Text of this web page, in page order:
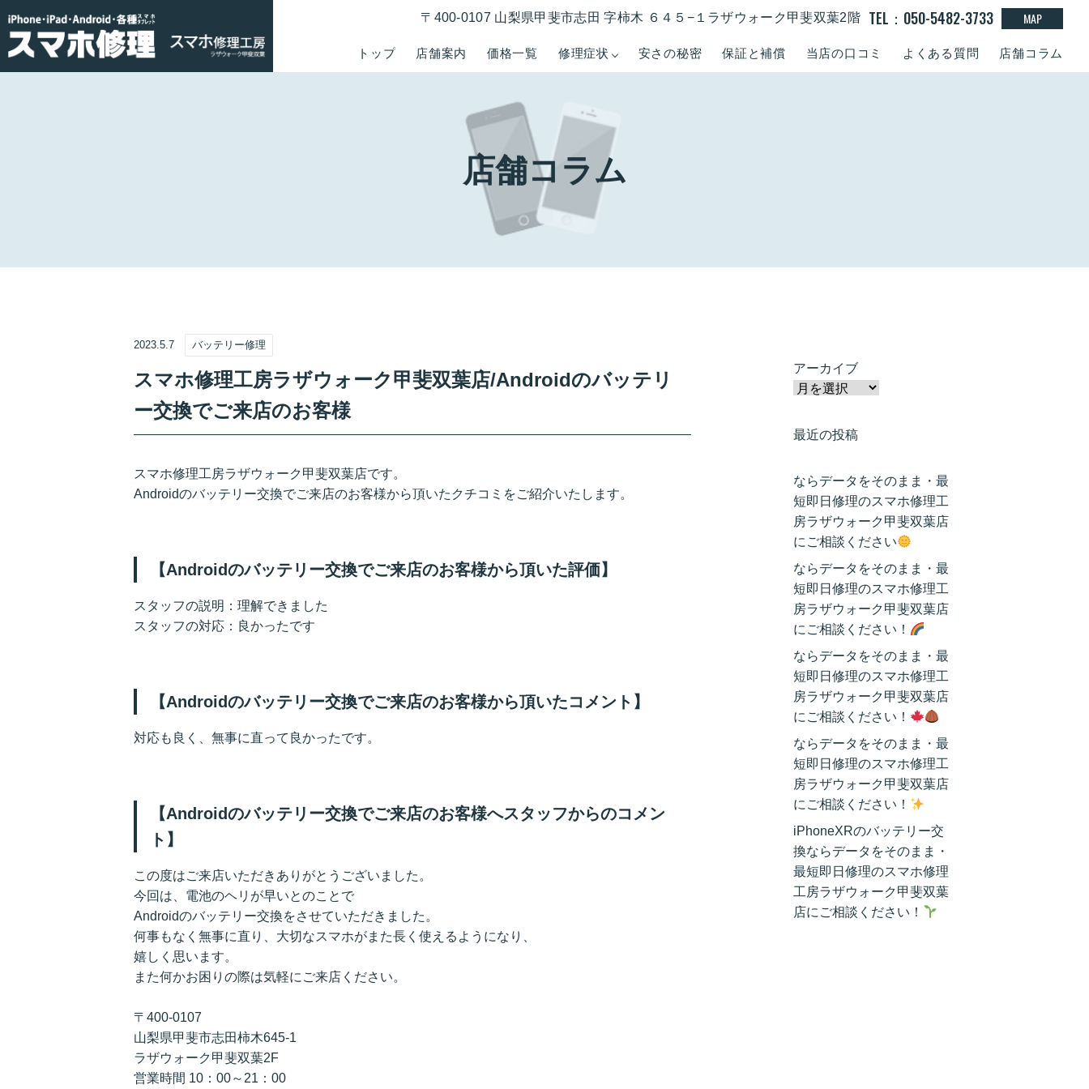
トップ 店舗案内 価格一覧 修理症状 安さの秘密 保証と補償 当店の口コミ よくある質問 店舗コラム
〒400-0107 山梨県甲斐市志田 字柿木 ６４５−１ラザウォーク甲斐双葉2階 TEL：050-5482-3733 MAP
店舗コラム
2023.5.7 バッテリー修理
スマホ修理工房ラザウォーク甲斐双葉店/Androidのバッテリ
ー交換でご来店のお客様
スマホ修理工房ラザウォーク甲斐双葉店です。
Androidのバッテリー交換でご来店のお客様から頂いたクチコミをご紹介いたします。
【Androidのバッテリー交換でご来店のお客様から頂いた評価】
スタッフの説明：理解できました
スタッフの対応：良かったです
【Androidのバッテリー交換でご来店のお客様から頂いたコメント】
対応も良く、無事に直って良かったです。
【Androidのバッテリー交換でご来店のお客様へスタッフからのコメン
ト】
この度はご来店いただきありがとうございました。
今回は、電池のヘリが早いとのことで
Androidのバッテリー交換をさせていただきました。
何事もなく無事に直り、大切なスマホがまた長く使えるようになり、
嬉しく思います。
また何かお困りの際は気軽にご来店ください。
〒400-0107
山梨県甲斐市志田柿木645-1
ラザウォーク甲斐双葉2F
営業時間 10：00～21：00
アーカイブ
最近の投稿
ならデータをそのまま・最
短即日修理のスマホ修理工
房ラザウォーク甲斐双葉店
にご相談ください
ならデータをそのまま・最
短即日修理のスマホ修理工
房ラザウォーク甲斐双葉店
にご相談ください！
ならデータをそのまま・最
短即日修理のスマホ修理工
房ラザウォーク甲斐双葉店
にご相談ください！
ならデータをそのまま・最
短即日修理のスマホ修理工
房ラザウォーク甲斐双葉店
にご相談ください！
iPhoneXRのバッテリー交
換ならデータをそのまま・
最短即日修理のスマホ修理
工房ラザウォーク甲斐双葉
店にご相談ください！